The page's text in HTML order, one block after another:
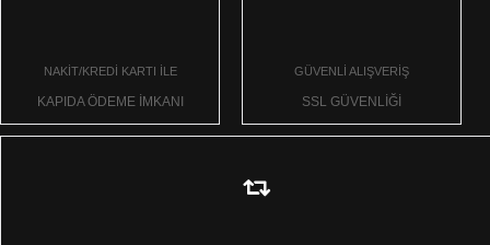
NAKİT/KREDİ KARTI İLE
KAPIDA ÖDEME İMKANI
GÜVENLİ ALIŞVERİŞ
SSL GÜVENLİĞİ